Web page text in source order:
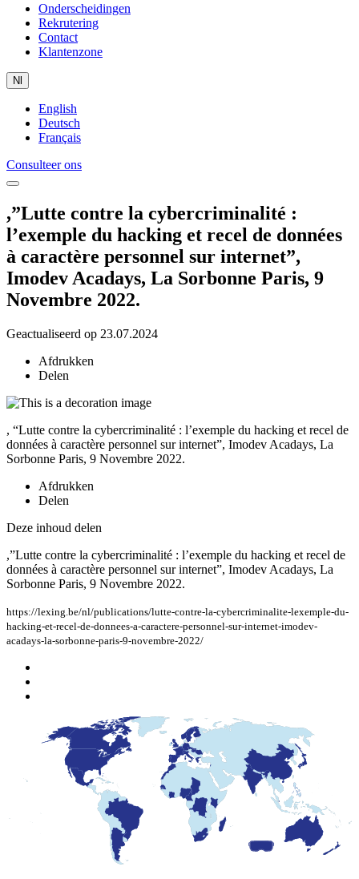
Onderscheidingen
Rekrutering
Contact
Klantenzone
Nl
English
Deutsch
Français
Consulteer ons
,”Lutte contre la cybercriminalité :
l’exemple du hacking et recel de données
à caractère personnel sur internet”,
Imodev Acadays, La Sorbonne Paris, 9
Novembre 2022.
Geactualiseerd op 23.07.2024
Afdrukken
Delen
, “Lutte contre la cybercriminalité : l’exemple du hacking et recel de
données à caractère personnel sur internet”, Imodev Acadays, La
Sorbonne Paris, 9 Novembre 2022.
Afdrukken
Delen
Deze inhoud delen
,”Lutte contre la cybercriminalité : l’exemple du hacking et recel de
données à caractère personnel sur internet”, Imodev Acadays, La
Sorbonne Paris, 9 Novembre 2022.
https://lexing.be/nl/publications/lutte-contre-la-cybercriminalite-lexemple-du-
hacking-et-recel-de-donnees-a-caractere-personnel-sur-internet-imodev-
acadays-la-sorbonne-paris-9-novembre-2022/